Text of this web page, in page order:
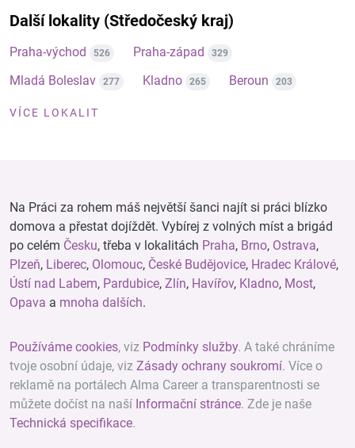
Další lokality (Středočeský kraj)
Praha-východ 526 Praha-západ 329
Mladá Boleslav 277 Kladno 265 Beroun 203
VÍCE LOKALIT
Na Práci za rohem máš největší šanci najít si práci blízko
domova a přestat dojíždět. Vybírej z volných míst a brigád
po celém Česku, třeba v lokalitách Praha, Brno, Ostrava,
Plzeň, Liberec, Olomouc, České Budějovice, Hradec Králové,
Ústí nad Labem, Pardubice, Zlín, Havířov, Kladno, Most,
Opava a mnoha dalších.
Používáme cookies, viz Podmínky služby. A také chráníme
tvoje osobní údaje, viz Zásady ochrany soukromí. Více o
reklamě na portálech Alma Career a transparentnosti se
můžete dočíst na naší Informační stránce. Zde je naše
Technická specifikace.